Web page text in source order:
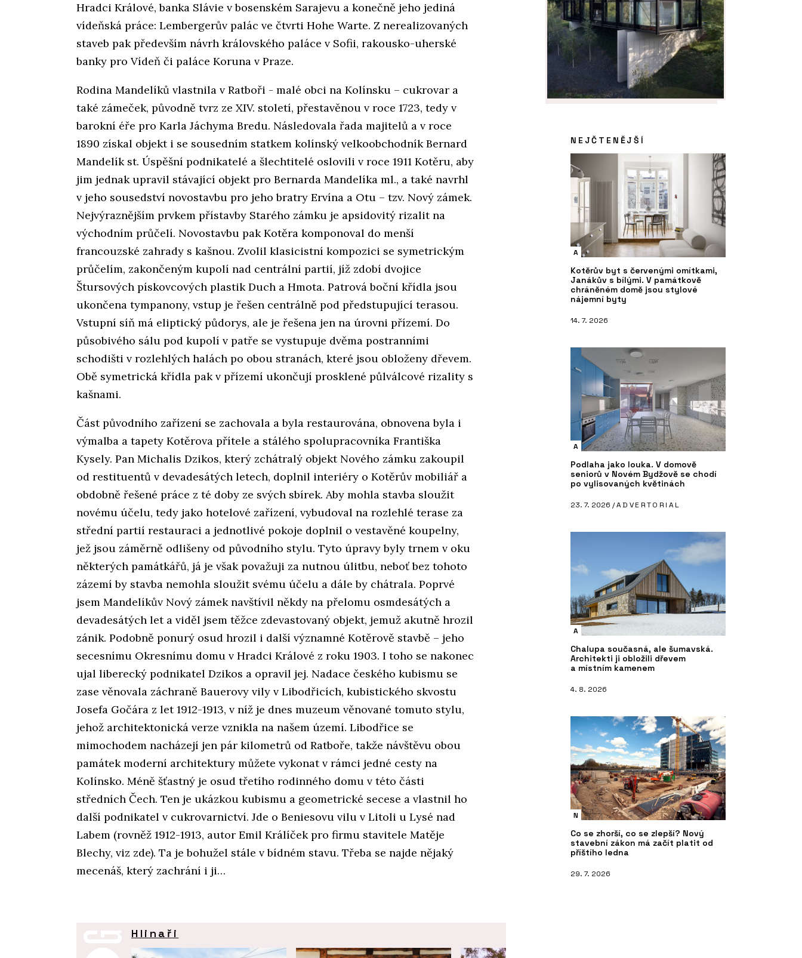
Hradci Králové, banka Slávie v bosenském Sarajevu a konečně jeho jediná
vídeňská práce: Lembergerův palác ve čtvrti Hohe Warte. Z nerealizovaných
staveb pak především návrh královského paláce v Sofii, rakousko-uherské
banky pro Vídeň či paláce Koruna v Praze.
Rodina Mandelíků vlastnila v Ratboři - malé obci na Kolínsku – cukrovar a
také zámeček, původně tvrz ze XIV. století, přestavěnou v roce 1723, tedy v
barokní éře pro Karla Jáchyma Bredu. Následovala řada majitelů a v roce
1890 získal objekt i se sousedním statkem kolínský velkoobchodník Bernard
Mandelík st. Úspěšní podnikatelé a šlechtitelé oslovili v roce 1911 Kotěru, aby
jim jednak upravil stávající objekt pro Bernarda Mandelíka ml., a také navrhl
v jeho sousedství novostavbu pro jeho bratry Ervína a Otu – tzv. Nový zámek.
Nejvýraznějším prvkem přístavby Starého zámku je apsidovitý rizalit na
východním průčelí. Novostavbu pak Kotěra komponoval do menší
francouzské zahrady s kašnou. Zvolil klasicistní kompozici se symetrickým
průčelím, zakončeným kupolí nad centrální partií, jíž zdobí dvojice
Štursových pískovcových plastik Duch a Hmota. Patrová boční křídla jsou
ukončena tympanony, vstup je řešen centrálně pod předstupující terasou.
Vstupní síň má eliptický půdorys, ale je řešena jen na úrovni přízemí. Do
působivého sálu pod kupolí v patře se vystupuje dvěma postranními
schodišti v rozlehlých halách po obou stranách, které jsou obloženy dřevem.
Obě symetrická křídla pak v přízemí ukončují prosklené půlválcové rizality s
kašnami.
Část původního zařízení se zachovala a byla restaurována, obnovena byla i
výmalba a tapety Kotěrova přítele a stálého spolupracovníka Františka
Kysely. Pan Michalis Dzikos, který zchátralý objekt Nového zámku zakoupil
od restituentů v devadesátých letech, doplnil interiéry o Kotěrův mobiliář a
obdobně řešené práce z té doby ze svých sbírek. Aby mohla stavba sloužit
novému účelu, tedy jako hotelové zařízení, vybudoval na rozlehlé terase za
střední partií restauraci a jednotlivé pokoje doplnil o vestavěné koupelny,
jež jsou záměrně odlišeny od původního stylu. Tyto úpravy byly trnem v oku
některých památkářů, já je však považuji za nutnou úlitbu, neboť bez tohoto
zázemí by stavba nemohla sloužit svému účelu a dále by chátrala. Poprvé
jsem Mandelíkův Nový zámek navštívil někdy na přelomu osmdesátých a
devadesátých let a viděl jsem těžce zdevastovaný objekt, jemuž akutně hrozil
zánik. Podobně ponurý osud hrozil i další významné Kotěrově stavbě – jeho
secesnímu Okresnímu domu v Hradci Králové z roku 1903. I toho se nakonec
ujal liberecký podnikatel Dzikos a opravil jej. Nadace českého kubismu se
zase věnovala záchraně Bauerovy vily v Libodřicích, kubistického skvostu
Josefa Gočára z let 1912-1913, v níž je dnes muzeum věnované tomuto stylu,
jehož architektonická verze vznikla na našem území. Libodřice se
mimochodem nacházejí jen pár kilometrů od Ratboře, takže návštěvu obou
památek moderní architektury můžete vykonat v rámci jedné cesty na
Kolínsko. Méně šťastný je osud třetího rodinného domu v této části
středních Čech. Ten je ukázkou kubismu a geometrické secese a vlastnil ho
další podnikatel v cukrovarnictví. Jde o Beniesovu vilu v Litoli u Lysé nad
Labem (rovněž 1912-1913, autor Emil Králíček pro firmu stavitele Matěje
Blechy, viz zde). Ta je bohužel stále v bídném stavu. Třeba se najde nějaký
mecenáš, který zachrání i ji…
Hlinaři
NEJČTENĚJŠÍ
A
Kotěrův byt s červenými omítkami,
Janákův s bílými. V památkově
chráněném domě jsou stylové
nájemní byty
14. 7. 2026
A
Podlaha jako louka. V domově
seniorů v Novém Bydžově se chodí
po vylisovaných květinách
23. 7. 2026 /ADVERTORIAL
A
Chalupa současná, ale šumavská.
Architekti ji obložili dřevem
a místním kamenem
4. 8. 2026
N
Co se zhorší, co se zlepší? Nový
stavební zákon má začít platit od
příštího ledna
29. 7. 2026